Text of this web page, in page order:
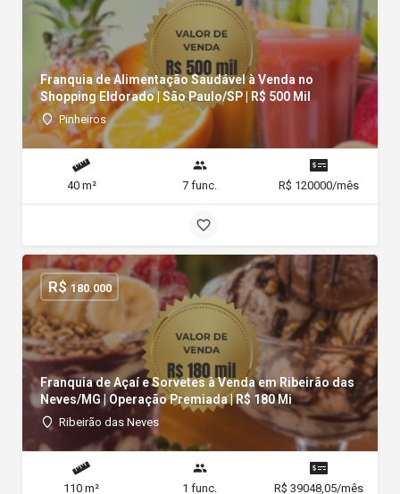
Franquia de Alimentação Saudável à Venda no
Shopping Eldorado | São Paulo/SP | R$ 500 Mil
Pinheiros
40 m² 7 func. R$ 120000/mês
Franquia de Açaí e Sorvetes à Venda em Ribeirão das
Neves/MG | Operação Premiada | R$ 180 Mi
Ribeirão das Neves
R$180.000
110 m² 1 func. R$ 39048,05/mês